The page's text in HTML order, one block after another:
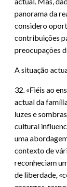
panorama da
considero
contribuições
preocupações
A situação
32. «Fiéis ao
actual da
luzes e
cultural
uma
contexto de
reconheciam
de liberdade,